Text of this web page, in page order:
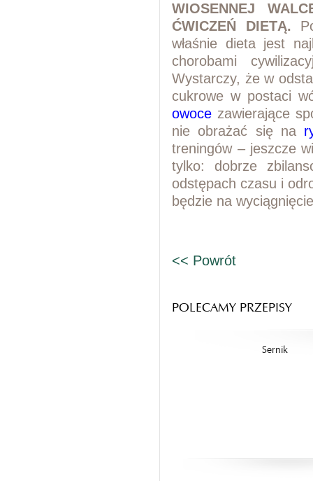
WIOSENNEJ
ĆWICZEŃ DIETĄ.
właśnie dieta jest
chorobami
Wystarczy, że w
cukrowe w postaci
owoce zawierające
nie obrażać się na
treningów – jeszcze
tylko: dobrze
odstępach czasu i
będzie na
<< Powrót
POLECAMY PRZEPISY
Sernik